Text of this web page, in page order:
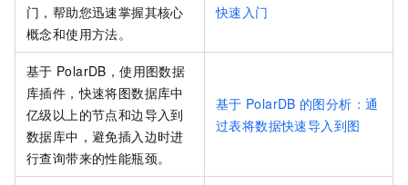
门，帮助您迅速掌握其核心
概念和使用方法。
快速入门
基于 PolarDB，使用图数据
库插件，快速将图数据库中
亿级以上的节点和边导入到
数据库中，避免插入边时进
行查询带来的性能瓶颈。
基于 PolarDB 的图分析：通
过表将数据快速导入到图